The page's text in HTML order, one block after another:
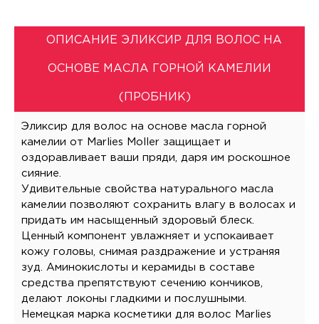
ОПИСАНИЕ ЭЛИКСИР ДЛЯ ВОЛОС НА
ОСНОВЕ МАСЛА ГОРНОЙ КАМЕЛИИ
(ПРОБНИК)
Эликсир для волос на основе масла горной
камелии от Marlies Moller защищает и
оздоравливает ваши пряди, даря им роскошное
сияние.
Удивительные свойства натурального масла
камелии позволяют сохранить влагу в волосах и
придать им насыщенный здоровый блеск.
Ценный компонент увлажняет и успокаивает
кожу головы, снимая раздражение и устраняя
зуд. Аминокислоты и керамиды в составе
средства препятствуют сечению кончиков,
делают локоны гладкими и послушными.
Немецкая марка косметики для волос Marlies